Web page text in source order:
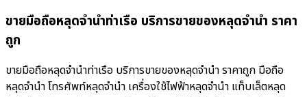
ขายมือถือหลุดจำนำท่าเรือ บริการขายของหลุดจำนำ ราคา
ถูก
ขายมือถือหลุดจำนำท่าเรือ บริการขายของหลุดจำนำ ราคาถูก มือถือ
หลุดจำนำ โทรศัพท์หลุดจำนำ เครื่องใช้ไฟฟ้าหลุดจำนำ แท็บเล็ตหลุด